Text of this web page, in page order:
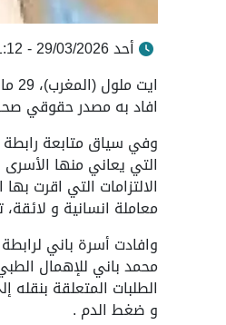
أحد 29/03/2026 - 11:12
افاد به مصدر حقوقي
وفي سياق متابعة رابطة
التي يعاني منها
الالتزامات التي اقرت
معاملة انسانية و
محمد باني للإهمال
الطلبات المتعلقة
و ضغط الدم .